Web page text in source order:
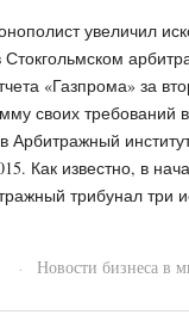
увеличил
«Газпрома» за
своих требований
Арбитражный
Как известно, в
трибунал три
· Новости бизнеса в